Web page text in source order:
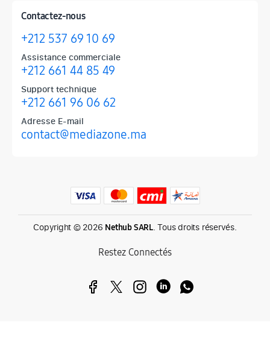
Contactez-nous
+212 537 69 10 69
Assistance commerciale
+212 661 44 85 49
Support technique
+212 661 96 06 62
Adresse E-mail
contact@mediazone.ma
Produits phares chez Mediazone
Retrouvez chez Mediazone les références incontournables :
Copyright © 2026 Nethub SARL. Tous droits réservés.
Restez Connectés